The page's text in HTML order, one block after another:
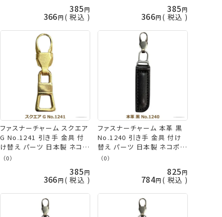
385
366 税込
385
366 税込
ファスナーチャーム スクエア
G No.1241 引き手 金具 付
け替え パーツ 日本製 ネコポ
ス可 ミササ 手芸の山久
（0）
385
366 税込
ファスナーチャーム 本革 黒
No.1240 引き手 金具 付け
替え パーツ 日本製 ネコポス
可 ミササ 手芸の山久
（0）
825
784 税込